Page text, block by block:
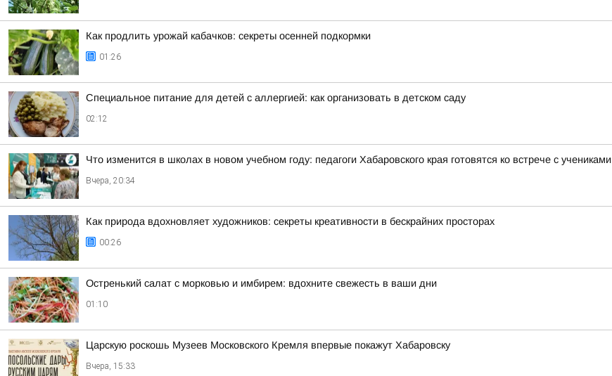
Как продлить урожай кабачков: секреты осенней подкормки
01:26
Специальное питание для детей с аллергией: как организовать в детском саду
02:12
Что изменится в школах в новом учебном году: педагоги Хабаровского края готовятся ко встрече с учениками
Вчера, 20:34
Как природа вдохновляет художников: секреты креативности в бескрайних просторах
00:26
Остренький салат с морковью и имбирем: вдохните свежесть в ваши дни
01:10
Царскую роскошь Музеев Московского Кремля впервые покажут Хабаровску
Вчера, 15:33